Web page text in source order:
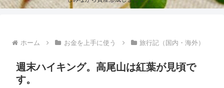
ホーム お金を上手に使う 旅行記（国内・海外）
週末ハイキング。高尾山は紅葉が見頃で
す。